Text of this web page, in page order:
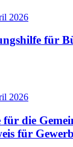
2026
für
2026
für die
für